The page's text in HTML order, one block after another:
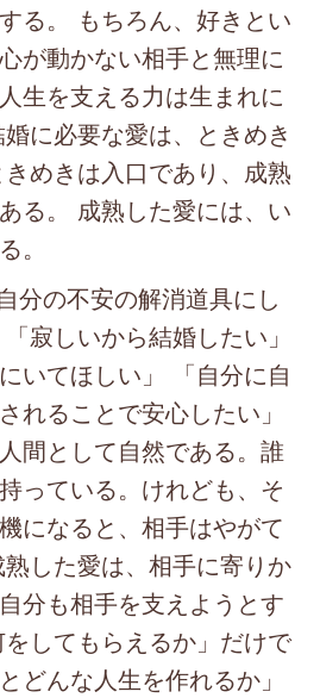
る。 もちろん、好きとい
が動かない相手と無理に
生を支える力は生まれに
に必要な愛は、ときめき
めきは入口であり、成熟
る。 成熟した愛には、い
。
の不安の解消道具にし
寂しいから結婚したい」
いてほしい」 「自分に自
れることで安心したい」
間として自然である。誰
っている。けれども、そ
になると、相手はやがて
した愛は、相手に寄りか
分も相手を支えようとす
してもらえるか」だけで
どんな人生を作れるか」